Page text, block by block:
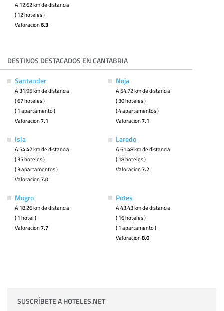
A 12.62 km de distancia
( 12 hoteles )
Valoracion6.3
DESTINOS DESTACADOS EN CANTABRIA
Santander
A 31.95 km de distancia
( 67 hoteles )
( 1 apartamento )
Valoracion7.1
Noja
A 54.72 km de distancia
( 30 hoteles )
( 4 apartamentos )
Valoracion7.1
Isla
A 54.42 km de distancia
( 35 hoteles )
( 3 apartamentos )
Valoracion7.0
Laredo
A 61.48 km de distancia
( 18 hoteles )
Valoracion7.2
Mogro
A 18.26 km de distancia
( 1 hotel )
Valoracion7.7
Potes
A 43.43 km de distancia
( 16 hoteles )
( 1 apartamento )
Valoracion8.0
SUSCRÍBETE A HOTELES.NET